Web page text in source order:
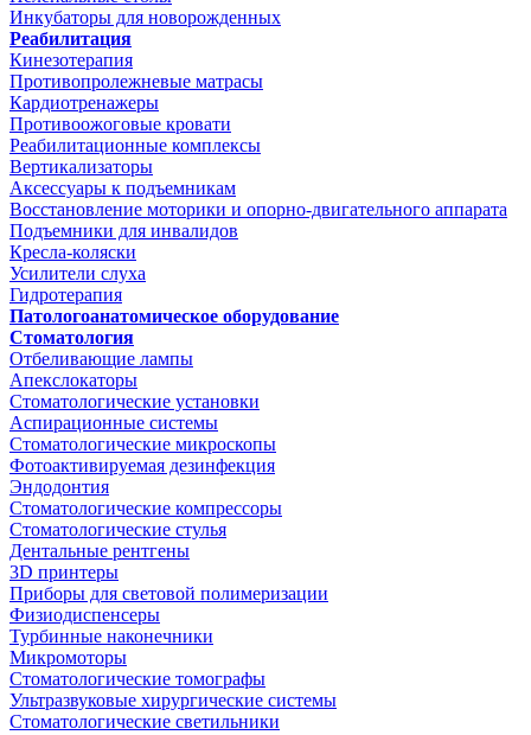
Инкубаторы для новорожденных
Реабилитация
Кинезотерапия
Противопролежневые матрасы
Кардиотренажеры
Противоожоговые кровати
Реабилитационные комплексы
Вертикализаторы
Аксессуары к подъемникам
Восстановление моторики и опорно-двигательного аппарата
Подъемники для инвалидов
Кресла-коляски
Усилители слуха
Гидротерапия
Патологоанатомическое оборудование
Стоматология
Отбеливающие лампы
Апекслокаторы
Стоматологические установки
Аспирационные системы
Стоматологические микроскопы
Фотоактивируемая дезинфекция
Эндодонтия
Стоматологические компрессоры
Стоматологические стулья
Дентальные рентгены
3D принтеры
Приборы для световой полимеризации
Физиодиспенсеры
Турбинные наконечники
Микромоторы
Стоматологические томографы
Ультразвуковые хирургические системы
Стоматологические светильники